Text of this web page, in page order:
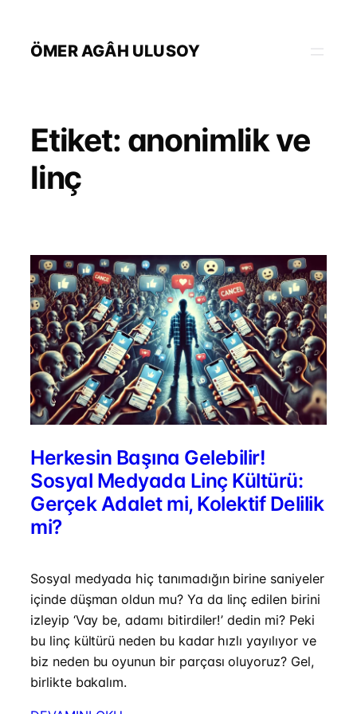
ÖMER AGÂH ULUSOY
Etiket: anonimlik ve
linç
Herkesin Başına Gelebilir!
Sosyal Medyada Linç Kültürü:
Gerçek Adalet mi, Kolektif Delilik
mi?
Sosyal medyada hiç tanımadığın birine saniyeler
içinde düşman oldun mu? Ya da linç edilen birini
izleyip ‘Vay be, adamı bitirdiler!’ dedin mi? Peki
bu linç kültürü neden bu kadar hızlı yayılıyor ve
biz neden bu oyunun bir parçası oluyoruz? Gel,
birlikte bakalım.